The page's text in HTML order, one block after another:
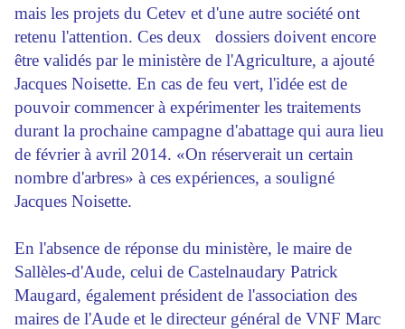
mais les projets du Cetev et d'une autre société ont
retenu l'attention. Ces deux dossiers doivent encore
être validés par le ministère de l'Agriculture, a ajouté
Jacques Noisette. En cas de feu vert, l'idée est de
pouvoir commencer à expérimenter les traitements
durant la prochaine campagne d'abattage qui aura lieu
de février à avril 2014. «On réserverait un certain
nombre d'arbres» à ces expériences, a souligné
Jacques Noisette.
En l'absence de réponse du ministère, le maire de
Sallèles-d'Aude, celui de Castelnaudary Patrick
Maugard, également président de l'association des
maires de l'Aude et le directeur général de VNF Marc